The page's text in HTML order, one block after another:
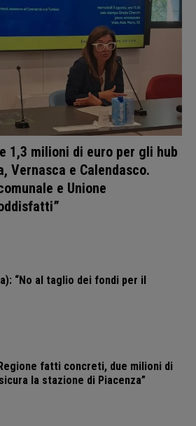
1,3 milioni di euro per gli hub
Vernasca e Calendasco.
e Unione
“No al taglio dei fondi per il
fatti concreti, due milioni di
la stazione di Piacenza”